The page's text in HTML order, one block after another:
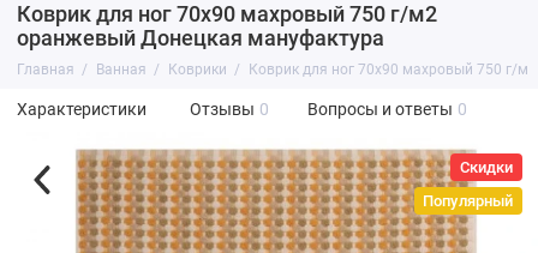
Коврик для ног 70х90 махровый 750 г/м2
оранжевый Донецкая мануфактура
Главная Ванная Коврики Коврик для ног 70х90 махровый 750 г/
Характеристики Отзывы 0 Вопросы и ответы 0
Скидки
Популярный